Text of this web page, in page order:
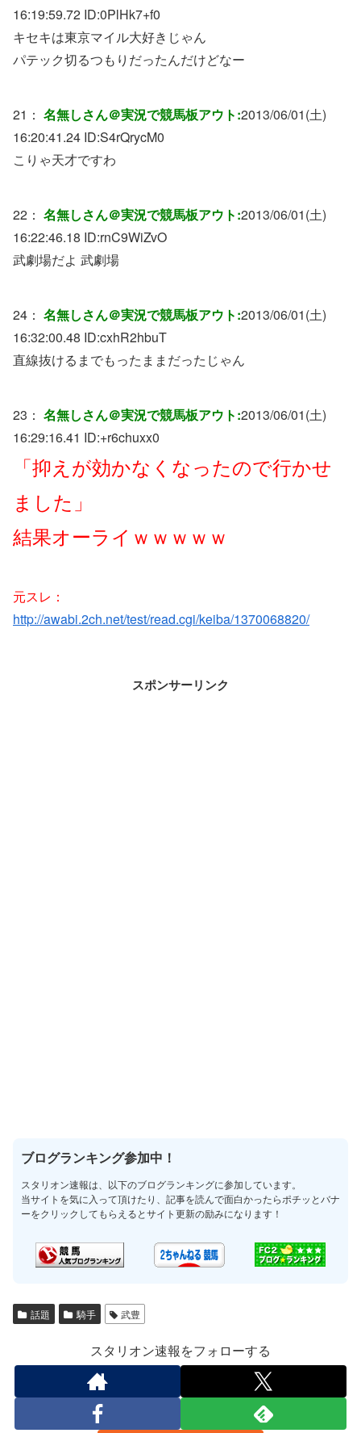
16:19:59.72 ID:0PlHk7+f0
キセキは東京マイル大好きじゃん
パテック切るつもりだったんだけどなー
21： 名無しさん＠実況で競馬板アウト:2013/06/01(土)
16:20:41.24 ID:S4rQrycM0
こりゃ天才ですわ
22： 名無しさん＠実況で競馬板アウト:2013/06/01(土)
16:22:46.18 ID:rnC9WiZvO
武劇場だよ 武劇場
24： 名無しさん＠実況で競馬板アウト:2013/06/01(土)
16:32:00.48 ID:cxhR2hbuT
直線抜けるまでもったままだったじゃん
23： 名無しさん＠実況で競馬板アウト:2013/06/01(土)
16:29:16.41 ID:+r6chuxx0
「抑えが効かなくなったので行かせ
ました」
結果オーライｗｗｗｗｗ
元スレ：
http://awabi.2ch.net/test/read.cgi/keiba/1370068820/
スポンサーリンク
ブログランキング参加中！
スタリオン速報は、以下のブログランキングに参加しています。
当サイトを気に入って頂けたり、記事を読んで面白かったらポチッとバナ
ーをクリックしてもらえるとサイト更新の励みになります！
話題 騎手 武豊
スタリオン速報をフォローする